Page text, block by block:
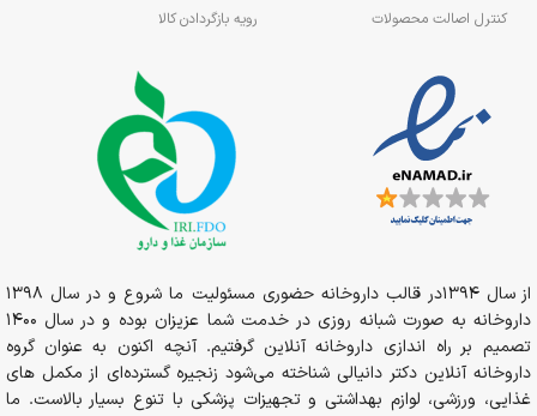
کنترل اصالت محصولات
رویه بازگردادن کالا
از سال 1394در قالب داروخانه حضوری مسئولیت ما شروع و در سال 1398
داروخانه به صورت شبانه روزی در خدمت شما عزیزان بوده و در سال 1400
تصمیم بر راه اندازی داروخانه آنلاین گرفتیم. آنچه اکنون به عنوان گروه
داروخانه آنلاین دکتر دانیالی شناخته می‌شود زنجیره گسترده‌ای از مکمل های
غذایی، ورزشی، لوازم بهداشتی و تجهیزات پزشکی با تنوع بسیار بالاست. ما